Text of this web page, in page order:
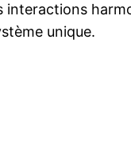
unique.